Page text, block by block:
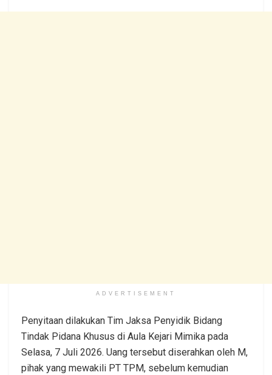
ADVERTISEMENT
Penyitaan dilakukan Tim Jaksa Penyidik Bidang
Tindak Pidana Khusus di Aula Kejari Mimika pada
Selasa, 7 Juli 2026. Uang tersebut diserahkan oleh M,
pihak yang mewakili PT TPM, sebelum kemudian